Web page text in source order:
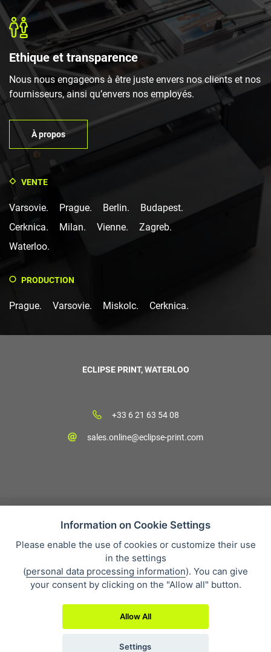
Ethique et transparence
Nous nous engageons à être juste envers nos clients et nos
fournisseurs, ainsi qu’envers nos employés.
À propos
VENTE
Varsovie. Prague. Berlin.
Budapest.
Cerknica.
Milan. Vienne.
Zagreb.
Waterloo.
PRODUCTION
Prague. Varsovie. Miskolc. Cerknica.
ECLIPSE PRINT, WATERLOO
+33 6 21 63 54 08
sales.online@eclipse-print.com
CGV
Protection des données personnelles
Qui sommes-nous?
Whistleblowing
Information on Cookie Settings
Please enable the use of cookies or customize their use
in the settings
(personal data processing information). You can give
your consent by clicking on the "Allow all" button.
Allow All
Settings